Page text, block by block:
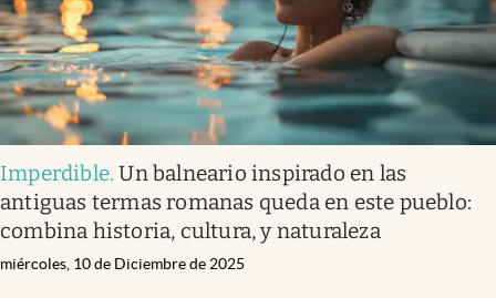
Imperdible.Un balneario inspirado en las
antiguas termas romanas queda en este pueblo:
combina historia, cultura, y naturaleza
miércoles, 10 de Diciembre de 2025